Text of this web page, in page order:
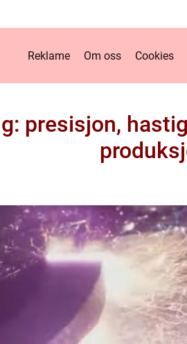
Reklame Om oss Cookies
presisjon,